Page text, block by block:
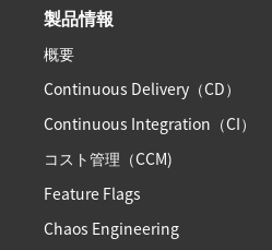
製品情報
概要
Continuous Delivery（CD）
Continuous Integration（CI）
コスト管理（CCM)
Feature Flags
Chaos Engineering